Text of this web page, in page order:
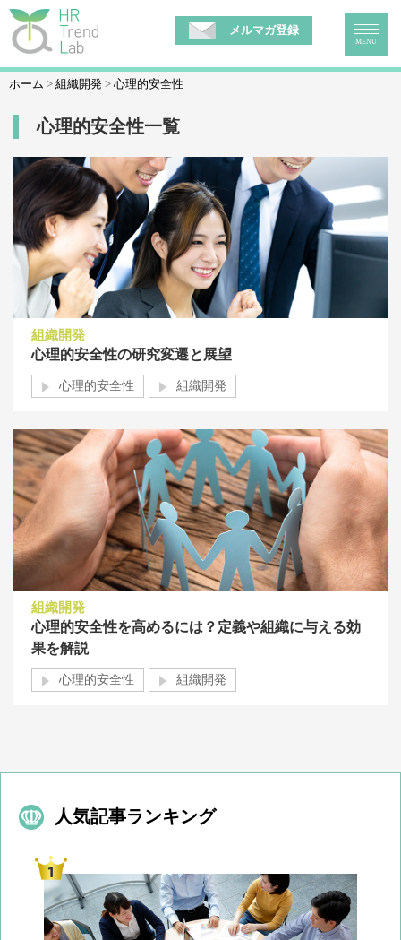
メルマガ登録
MENU
ホーム 組織開発 心理的安全性
心理的安全性一覧
組織開発
心理的安全性の研究変遷と展望
心理的安全性 組織開発
組織開発
心理的安全性を高めるには？定義や組織に与える効
果を解説
心理的安全性 組織開発
人気記事ランキング